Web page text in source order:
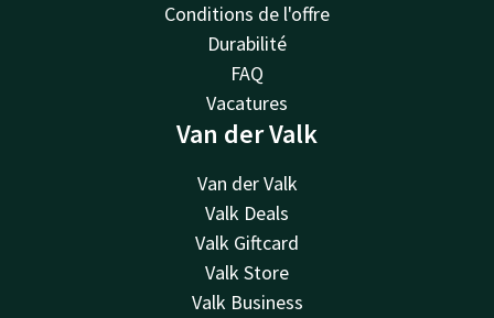
Conditions de l'offre
Durabilité
FAQ
Vacatures
Van der Valk
Van der Valk
Valk Deals
Valk Giftcard
Valk Store
Valk Business